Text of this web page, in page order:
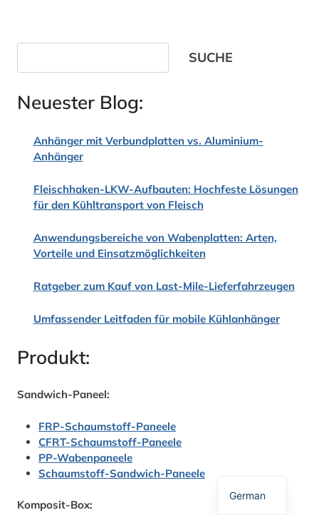
SUCHE
Neuester Blog:
Anhänger mit Verbundplatten vs. Aluminium-
Anhänger
Fleischhaken-LKW-Aufbauten: Hochfeste Lösungen
für den Kühltransport von Fleisch
Anwendungsbereiche von Wabenplatten: Arten,
Vorteile und Einsatzmöglichkeiten
Ratgeber zum Kauf von Last-Mile-Lieferfahrzeugen
Umfassender Leitfaden für mobile Kühlanhänger
Produkt:
Sandwich-Paneel:
FRP-Schaumstoff-Paneele
CFRT-Schaumstoff-Paneele
PP-Wabenpaneele
Schaumstoff-Sandwich-Paneele
Komposit-Box:
German